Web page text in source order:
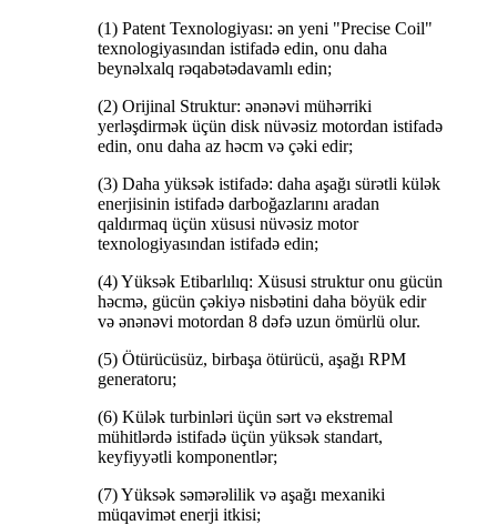
(1) Patent Texnologiyası: ən yeni "Precise Coil"
texnologiyasından istifadə edin, onu daha
beynəlxalq rəqabətədavamlı edin;
(2) Orijinal Struktur: ənənəvi mühərriki
yerləşdirmək üçün disk nüvəsiz motordan istifadə
edin, onu daha az həcm və çəki edir;
(3) Daha yüksək istifadə: daha aşağı sürətli külək
enerjisinin istifadə darboğazlarını aradan
qaldırmaq üçün xüsusi nüvəsiz motor
texnologiyasından istifadə edin;
(4) Yüksək Etibarlılıq: Xüsusi struktur onu gücün
həcmə, gücün çəkiyə nisbətini daha böyük edir
və ənənəvi motordan 8 dəfə uzun ömürlü olur.
(5) Ötürücüsüz, birbaşa ötürücü, aşağı RPM
generatoru;
(6) Külək turbinləri üçün sərt və ekstremal
mühitlərdə istifadə üçün yüksək standart,
keyfiyyətli komponentlər;
(7) Yüksək səmərəlilik və aşağı mexaniki
müqavimət enerji itkisi;